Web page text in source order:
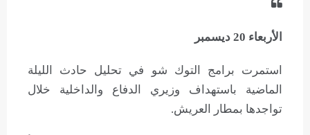
الأربعاء 20 ديسمبر
استمرت برامج التوك شو في تحليل حادث الليلة
الماضية باستهداف وزيري الدفاع والداخلية خلال
تواجدها بمطار العريش.